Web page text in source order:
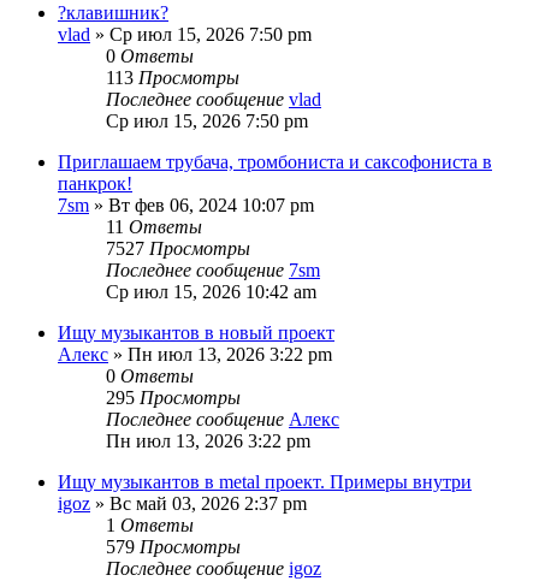
?клавишник?
vlad » Ср июл 15, 2026 7:50 pm
0 Ответы
113 Просмотры
Последнее сообщение vlad
Ср июл 15, 2026 7:50 pm
Приглашаем трубача, тромбониста и саксофониста в
панкрок!
7sm » Вт фев 06, 2024 10:07 pm
11 Ответы
7527 Просмотры
Последнее сообщение 7sm
Ср июл 15, 2026 10:42 am
Ищу музыкантов в новый проект
Алекс » Пн июл 13, 2026 3:22 pm
0 Ответы
295 Просмотры
Последнее сообщение Алекс
Пн июл 13, 2026 3:22 pm
Ищу музыкантов в metal проект. Примеры внутри
igoz » Вс май 03, 2026 2:37 pm
1 Ответы
579 Просмотры
Последнее сообщение igoz